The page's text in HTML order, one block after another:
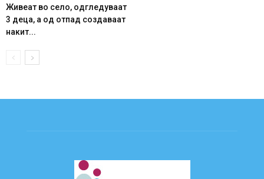
Живеат во село, одгледуваат
3 деца, а од отпад создаваат
накит...